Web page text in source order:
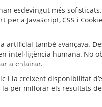
esdevingut més
a JavaScript, CSS i
artificial també avançava.
humana. No
a enlairar.
i la creixent disponibilitat
per millorar els resultats